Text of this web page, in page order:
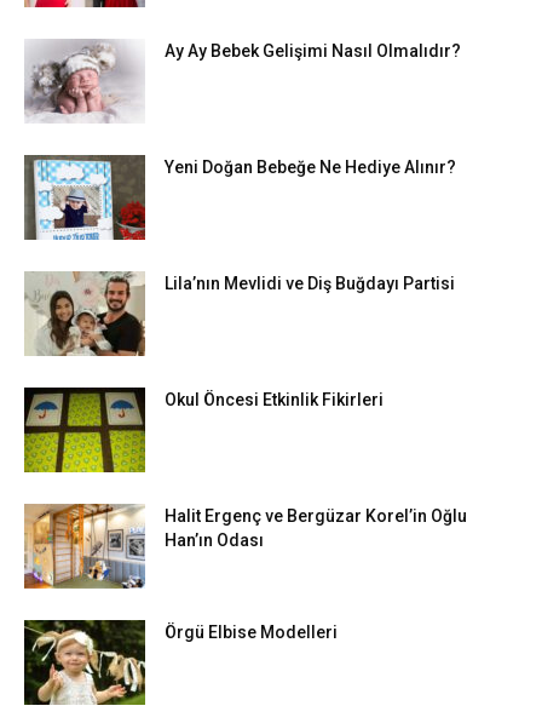
Ay Ay Bebek Gelişimi Nasıl Olmalıdır?
Yeni Doğan Bebeğe Ne Hediye Alınır?
Lila’nın Mevlidi ve Diş Buğdayı Partisi
Okul Öncesi Etkinlik Fikirleri
Halit Ergenç ve Bergüzar Korel’in Oğlu
Han’ın Odası
Örgü Elbise Modelleri